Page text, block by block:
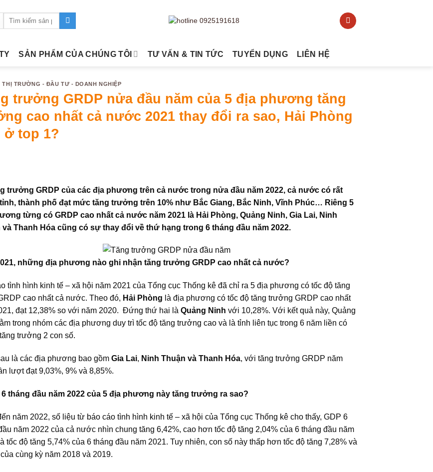
Tìm
SẢN PHẨM CỦA CHÚNG TÔI TƯ VẤN & TIN TỨC TUYỂN DỤNG LIÊN HỆ
THỊ TRƯỜNG - ĐẦU TƯ - DOANH NGHIỆP
trưởng GRDP nửa đầu năm của 5 địa phương tăng
cao nhất cả nước 2021 thay đổi ra sao, Hải Phòng
ở top 1?
trưởng GRDP của các địa phương trên cả nước trong nửa đầu năm 2022, cả nước có rất
thành phố đạt mức tăng trưởng trên 10% như Bắc Giang, Bắc Ninh, Vĩnh Phúc… Riêng 5
từng có GRDP cao nhất cả nước năm 2021 là Hải Phòng, Quảng Ninh, Gia Lai, Ninh
và Thanh Hóa cũng có sự thay đổi về thứ hạng trong 6 tháng đầu năm 2022.
những địa phương nào ghi nhận tăng trưởng GRDP cao nhất cả nước?
tình hình kinh tế – xã hội năm 2021 của Tổng cục Thống kê đã chỉ ra 5 địa phương có tốc độ tăng
cao nhất cả nước. Theo đó, Hải Phòng là địa phương có tốc độ tăng trưởng GRDP cao nhất
đạt 12,38% so với năm 2020. Đứng thứ hai là Quảng Ninh với 10,28%. Với kết quả này, Quảng
trong nhóm các địa phương duy trì tốc độ tăng trưởng cao và là tỉnh liên tục trong 6 năm liền có
trưởng 2 con số.
là các địa phương bao gồm Gia Lai, Ninh Thuận và Thanh Hóa, với tăng trưởng GRDP năm
lượt đạt 9,03%, 9% và 8,85%.
6 tháng đầu năm 2022 của 5 địa phương này tăng trưởng ra sao?
năm 2022, số liệu từ báo cáo tình hình kinh tế – xã hội của Tổng cục Thống kê cho thấy, GDP 6
năm 2022 của cả nước nhìn chung tăng 6,42%, cao hơn tốc độ tăng 2,04% của 6 tháng đầu năm
tốc độ tăng 5,74% của 6 tháng đầu năm 2021. Tuy nhiên, con số này thấp hơn tốc độ tăng 7,28% và
cùng kỳ năm 2018 và 2019.